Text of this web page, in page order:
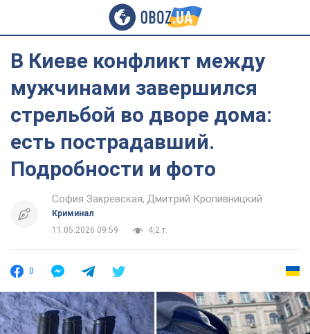
В Киеве конфликт между
мужчинами завершился
стрельбой во дворе дома:
есть пострадавший.
Подробности и фото
София Закревская Дмитрий Кропивницкий
Криминал
11.05.2026 09:59
4,2 т.
0